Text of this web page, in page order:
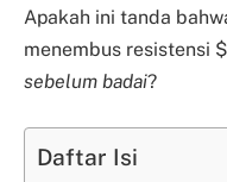
Apakah ini tanda
menembus resistensi
sebelum badai?
Daftar Isi